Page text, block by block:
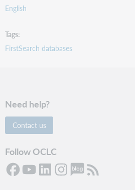
English
Tags
FirstSearch databases
Need help?
Contact us
Follow OCLC